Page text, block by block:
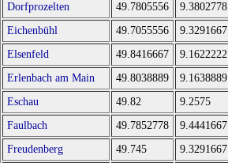
Dorfprozelten
49.7805556 9.3802778
Eichenbühl
49.7055556 9.3291667
Elsenfeld
49.8416667 9.1622222
Erlenbach am Main
49.8038889 9.1638889
Eschau
49.82 9.2575
Faulbach
49.7852778 9.4441667
Freudenberg
49.745 9.3291667